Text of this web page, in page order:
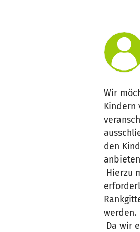
Wir
Kindern
den
Hierzu
werden.
Da wir